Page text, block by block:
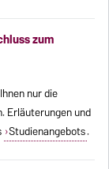
zum
nur die
Erläuterungen und
Studienangebots.